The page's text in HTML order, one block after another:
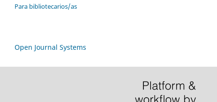
Para bibliotecarios/as
Open Journal Systems